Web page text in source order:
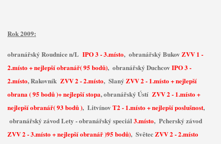
Rok 2009:
obranářský Roudnice n/L IPO 3 - 3.místo, obranářský Bukov ZVV 1 -
2.místo + nejlepší obranář( 95 bodů), obranářský Duchcov IPO 3 -
2.místo, Rakovník ZVV 2 - 2.místo, Slaný ZVV 2 - 1.místo + nejlepší
obrana ( 95 bodů )+ nejlepší stopa, obranářský Ústí ZVV 2 - 1.místo +
nejlepší obranář( 93 bodů ), Litvínov T2 - 1.místo + nejlepší poslušnost,
obranářský závod Lety - obranářský speciál 3.místo, Pcherský závod
ZVV 2 - 3.místo + nejlepší obranář )95 bodů), SvětecZVV 2 - 2.místo